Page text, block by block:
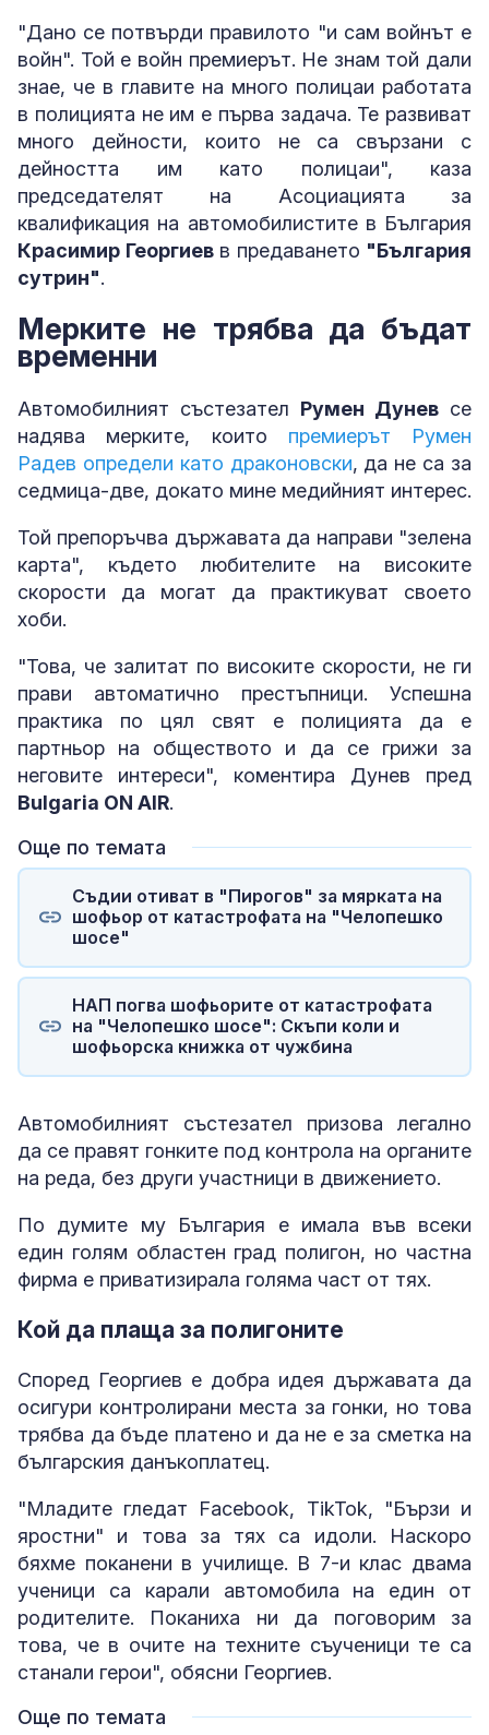
"Дано се потвърди правилото "и сам войнът е
войн". Той е войн премиерът. Не знам той дали
знае, че в главите на много полицаи работата
в полицията не им е първа задача. Те развиват
много дейности, които не са свързани с
дейността им като полицаи", каза
председателят на Асоциацията за
квалификация на автомобилистите в България
Красимир Георгиевв предаването "България
сутрин".
Мерките не трябва да бъдат
временни
Автомобилният състезател Румен Дунев се
надява мерките, които премиерът Румен
Радев определи като драконовски, да не са за
седмица-две, докато мине медийният интерес.
Той препоръчва държавата да направи "зелена
карта", където любителите на високите
скорости да могат да практикуват своето
хоби.
"Това, че залитат по високите скорости, не ги
прави автоматично престъпници. Успешна
практика по цял свят е полицията да е
партньор на обществото и да се грижи за
неговите интереси", коментира Дунев пред
Bulgaria ON AIR.
Още по темата
Съдии отиват в "Пирогов" за мярката на
шофьор от катастрофата на "Челопешко
шосе"
НАП погва шофьорите от катастрофата
на "Челопешко шосе": Скъпи коли и
шофьорска книжка от чужбина
Автомобилният състезател призова легално
да се правят гонките под контрола на органите
на реда, без други участници в движението.
По думите му България е имала във всеки
един голям областен град полигон, но частна
фирма е приватизирала голяма част от тях.
Кой да плаща за полигоните
Според Георгиев е добра идея държавата да
осигури контролирани места за гонки, но това
трябва да бъде платено и да не е за сметка на
българския данъкоплатец.
"Младите гледат Facebook, TikTok, "Бързи и
яростни" и това за тях са идоли. Наскоро
бяхме поканени в училище. В 7-и клас двама
ученици са карали автомобила на един от
родителите. Поканиха ни да поговорим за
това, че в очите на техните съученици те са
станали герои", обясни Георгиев.
Още по темата